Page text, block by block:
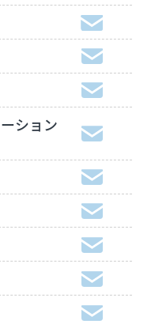
ション